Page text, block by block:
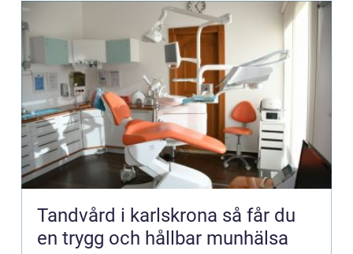
Tandvård i karlskrona så får du
en trygg och hållbar munhälsa